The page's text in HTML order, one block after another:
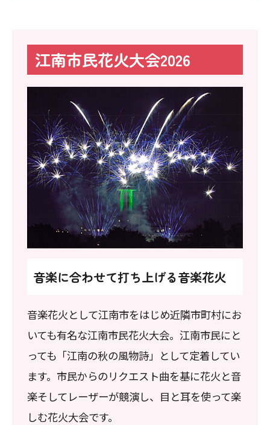
江南市民花火大会2026
音楽に合わせて打ち上げる音楽花火
音楽花火として江南市をはじめ近隣市町村にお
いても有名な江南市民花火大会。江南市民にと
っても「江南の秋の風物詩」として定着してい
ます。市民からのリクエスト曲を基に花火と音
楽そしてレーザーが競演し、目と耳を使って楽
しむ花火大会です。